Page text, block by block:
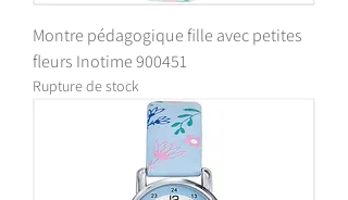
Montre pédagogique fille avec petites
fleurs Inotime 900451
Rupture de stock